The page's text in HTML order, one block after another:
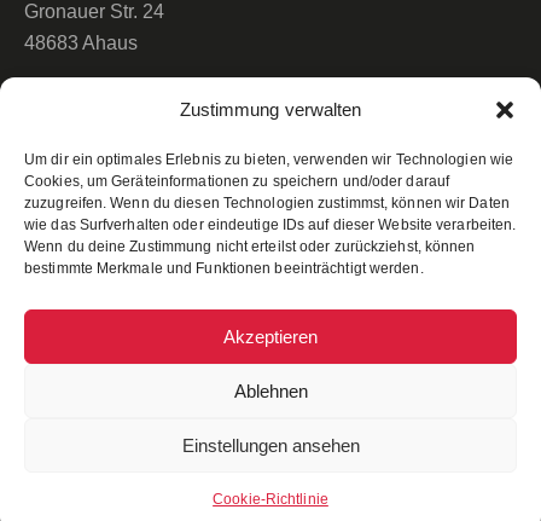
Zustimmung verwalten
Um dir ein optimales Erlebnis zu bieten, verwenden wir Technologien wie
Cookies, um Geräteinformationen zu speichern und/oder darauf
zuzugreifen. Wenn du diesen Technologien zustimmst, können wir Daten
wie das Surfverhalten oder eindeutige IDs auf dieser Website verarbeiten.
Wenn du deine Zustimmung nicht erteilst oder zurückziehst, können
bestimmte Merkmale und Funktionen beeinträchtigt werden.
Akzeptieren
Ablehnen
Einstellungen ansehen
Cookie-Richtlinie
Gronauer Str. 24
48683 Ahaus
LINKS
Veranstaltungen
Über Uns
News
WSB-Liga